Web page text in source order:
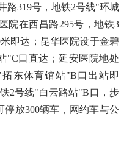
路319号，地铁2号线"环城
院在西昌路295号，地铁3
即达；昆华医院设于金碧
"C口直达；延安医院地处
东体育馆站"B口出站即
2号线"白云路站"B口，步
停放300辆车，网约车与公